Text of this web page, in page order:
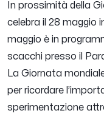
In prossimità della
celebra il 28 maggio
maggio è in
scacchi presso il
La Giornata
per ricordare
sperimentazione